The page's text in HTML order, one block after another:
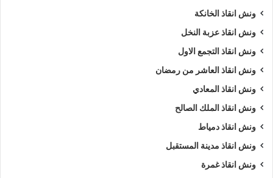
ونش انقاذ الخانكة
ونش انقاذ عزبة النخل
ونش انقاذ التجمع الاول
ونش انقاذ العاشر من رمضان
ونش انقاذ المعادي
ونش انقاذ الملك الصالح
ونش انقاذ دمياط
ونش انقاذ مدينة المستقبل
ونش انقاذ غمرة